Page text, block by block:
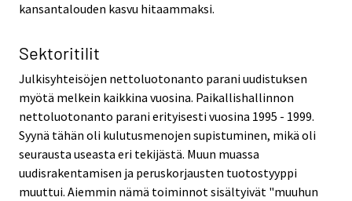
kansantalouden kasvu hitaammaksi.
Sektoritilit
Julkisyhteisöjen nettoluotonanto parani uudistuksen
myötä melkein kaikkina vuosina. Paikallishallinnon
nettoluotonanto parani erityisesti vuosina 1995 - 1999.
Syynä tähän oli kulutusmenojen supistuminen, mikä oli
seurausta useasta eri tekijästä. Muun muassa
uudisrakentamisen ja peruskorjausten tuotostyyppi
muuttui. Aiemmin nämä toiminnot sisältyivät "muuhun